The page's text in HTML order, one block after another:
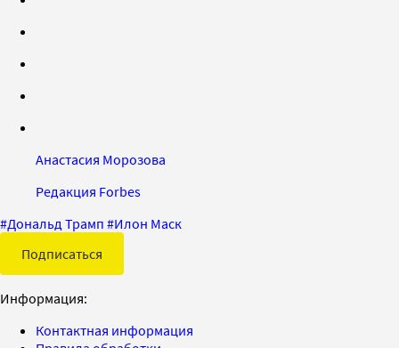
Анастасия Морозова
Редакция Forbes
#Дональд Трамп #Илон Маск
Подписаться
Информация:
Контактная информация